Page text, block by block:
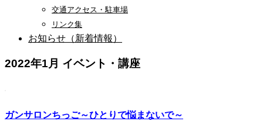
交通アクセス・駐車場
リンク集
お知らせ（新着情報）
2022年1月 イベント・講座
ガンサロンちっご～ひとりで悩まないで～